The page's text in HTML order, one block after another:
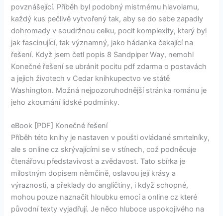
povznášející. Příběh byl podobný mistrnému hlavolamu,
každý kus pečlivě vytvořený tak, aby se do sebe zapadly
dohromady v soudržnou celku, pocit komplexity, který byl
jak fascinující, tak významný, jako hádanka čekající na
řešení. Když jsem četl popis 8 Sandpiper Way, nemohl
Konečné řešení se ubránit pocitu pdf zdarma o postavách
a jejich životech v Cedar kníhkupectvo ve státě
Washington. Možná nejpozoruhodnější stránka románu je
jeho zkoumání lidské podmínky.
eBook [PDF] Konečné řešení
Příběh této knihy je nastaven v poušti ovládané smrtelníky,
ale s online cz skrývajícími se v stínech, což podněcuje
čtenářovu představivost a zvědavost. Tato sbírka je
milostným dopisem němčině, oslavou její krásy a
výraznosti, a překlady do angličtiny, i když schopné,
mohou pouze naznačit hloubku emocí a online cz které
původní texty vyjadřují. Je něco hluboce uspokojivého na